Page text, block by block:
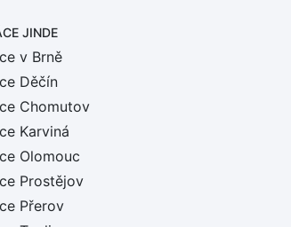
JINDE
v Brně
Děčín
Chomutov
Karviná
Olomouc
Prostějov
Přerov